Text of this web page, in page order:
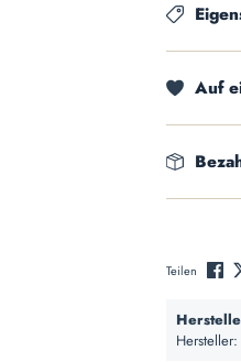
Auf
Teilen
Hersteller: